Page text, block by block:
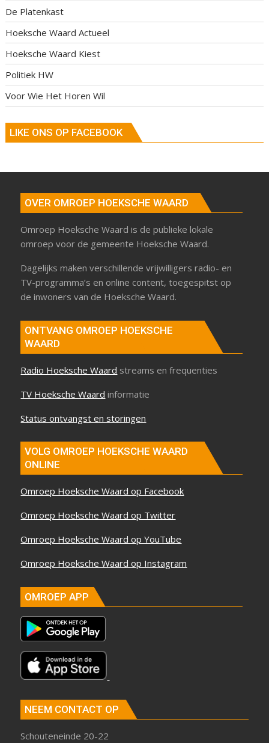
De Platenkast
Hoeksche Waard Actueel
Hoeksche Waard Kiest
Politiek HW
Voor Wie Het Horen Wil
LIKE ONS OP FACEBOOK
OVER OMROEP HOEKSCHE WAARD
Omroep Hoeksche Waard is de publieke lokale
omroep voor de gemeente Hoeksche Waard.
Dagelijks maken verschillende vrijwilligers radio- en
TV-programma’s en online content, toegespitst op
de inwoners van de Hoeksche Waard.
ONTVANG OMROEP HOEKSCHE
WAARD
Radio Hoeksche Waard streams en frequenties
TV Hoeksche Waard informatie
Status ontvangst en storingen
VOLG OMROEP HOEKSCHE WAARD
ONLINE
Omroep Hoeksche Waard op Facebook
Omroep Hoeksche Waard op Twitter
Omroep Hoeksche Waard op YouTube
Omroep Hoeksche Waard op Instagram
OMROEP APP
NEEM CONTACT OP
Schouteneinde 20-22